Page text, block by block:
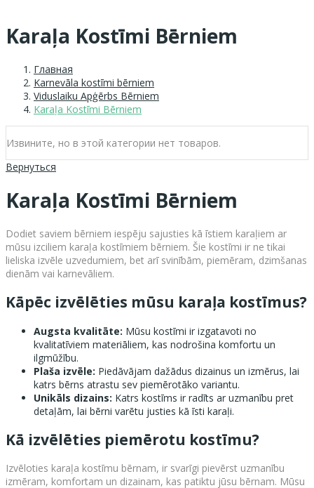
Karaļa Kostīmi Bērniem
Главная
Karnevāla kostīmi bērniem
Viduslaiku Apģērbs Bērniem
Karaļa Kostīmi Bērniem
Извините, но в этой категории нет товаров.
Вернуться
Karaļa Kostīmi Bērniem
Dodiet saviem bērniem iespēju sajusties kā īstiem karaļiem ar
mūsu izciliem karaļa kostīmiem bērniem. Šie kostīmi ir ne tikai
lieliska izvēle uzvedumiem, bet arī svinībām, piemēram, dzimšanas
dienām vai karnevāliem.
Kāpēc izvēlēties mūsu karaļa kostīmus?
Augsta kvalitāte: Mūsu kostīmi ir izgatavoti no
kvalitatīviem materiāliem, kas nodrošina komfortu un
ilgmūžību.
Plaša izvēle: Piedāvājam dažādus dizainus un izmērus, lai
katrs bērns atrastu sev piemērotāko variantu.
Unikāls dizains: Katrs kostīms ir radīts ar uzmanību pret
detaļām, lai bērni varētu justies kā īsti karaļi.
Kā izvēlēties piemērotu kostīmu?
Izvēloties karaļa kostīmu bērnam, ir svarīgi pievērst uzmanību
izmēram, komfortam un dizainam, kas patiktu jūsu bērnam. Mūsu